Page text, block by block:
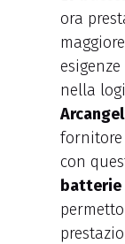
ora
nella
fornitore
con
batterie